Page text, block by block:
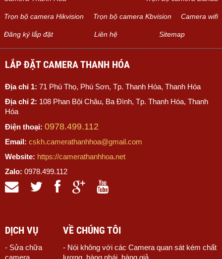
Trọn bộ camera Hikvision Trọn bộ camera Kbvision Camera wifi
Đăng ký lắp đặt Liên hệ Sitemap
LẮP ĐẶT CAMERA THANH HÓA
Địa chỉ 1: 71 Phú Thọ, Phú Sơn, Tp. Thanh Hóa, Thanh Hóa
Địa chỉ 2: 108 Phan Bội Châu, Ba Đình, Tp. Thanh Hóa, Thanh
Hóa
Điện thoại: 0978.499.112
Email: cskh.camerathanhhoa@gmail.com
Website: https://camerathanhhoa.net
Zalo: 0978.499.112
DỊCH VỤ
- Sửa chữa
VỀ CHÚNG TÔI
- Nói không với các Camera quan sát kém chất